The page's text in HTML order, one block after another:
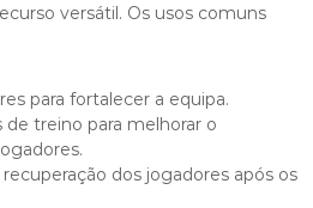
versátil. Os usos comuns
para fortalecer a equipa.
de treino para melhorar o
dos jogadores após os